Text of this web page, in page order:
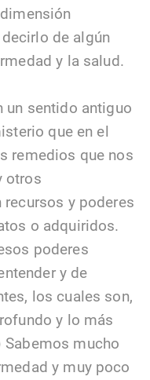
de algún
y la salud.
un sentido antiguo
que en el
remedios que nos
otros
y poderes
o adquiridos.
poderes
y de
los cuales son,
y lo más
mucho
y muy poco